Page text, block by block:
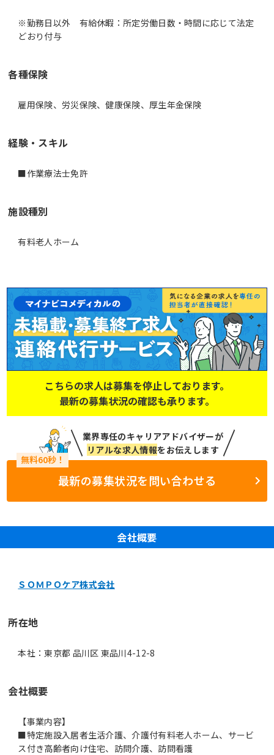
※勤務日以外 有給休暇：所定労働日数・時間に応じて法定
どおり付与
各種保険
雇用保険、労災保険、健康保険、厚生年金保険
経験・スキル
■作業療法士免許
施設種別
有料老人ホーム
こちらの求人は募集を停止しております。
最新の募集状況の確認も承ります。
業界専任のキャリアアドバイザーが
リアルな求人情報をお伝えします
最新の募集状況を問い合わせる
会社概要
ＳＯＭＰＯケア株式会社
所在地
本社：東京都 品川区 東品川4-12-8
会社概要
【事業内容】
■特定施設入居者生活介護、介護付有料老人ホーム、サービ
ス付き高齢者向け住宅、訪問介護、訪問看護